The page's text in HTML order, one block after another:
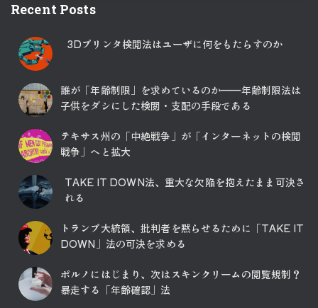
Recent Posts
3Dプリンタ検閲法はユーザに何をもたらすのか
誰が「年齢制限」を求めているのか――年齢制限法は
子供をダシにした検閲・支配の手段である
テキサス州の「中絶戦争」が「インターネットの検閲
戦争」へと拡大
TAKE IT DOWN法、重大な欠陥を抱えたまま可決さ
れる
トランプ大統領、批判者を黙らせるために「TAKE IT
DOWN」法の可決を求める
ポルノにはじまり、次はスキンクリームの閲覧規制？
暴走する「年齢確認」法